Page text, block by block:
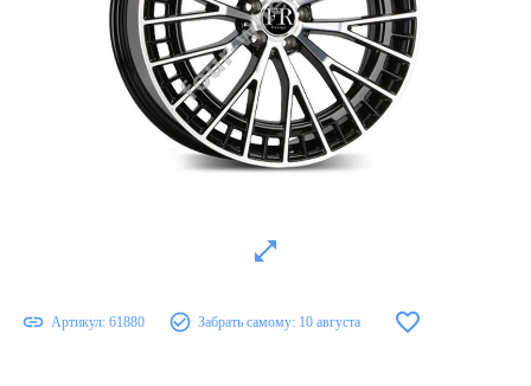
Артикул: 61880 Забрать самому: 10 августа